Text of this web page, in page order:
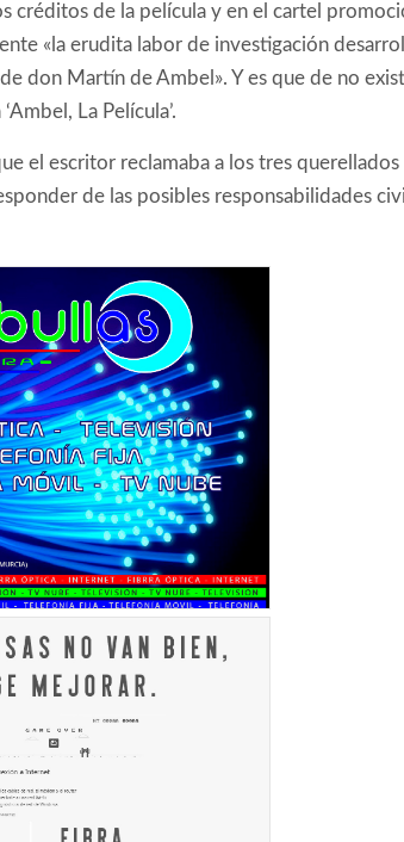
créditos de la película y en el cartel
«la erudita labor de investigación
don Martín de Ambel». Y es que de no
La Película’.
el escritor reclamaba a los tres
de las posibles responsabilidades